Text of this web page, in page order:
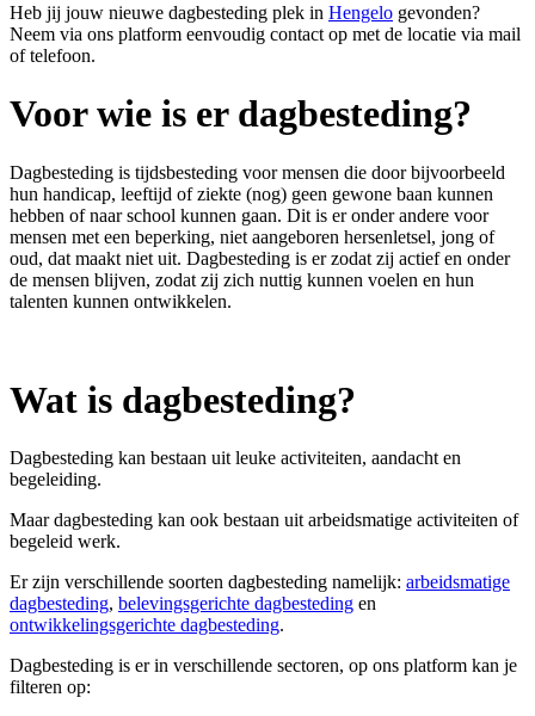
Heb jij jouw nieuwe dagbesteding plek in Hengelo gevonden?
Neem via ons platform eenvoudig contact op met de locatie via mail
of telefoon.
Voor wie is er dagbesteding?
Dagbesteding is tijdsbesteding voormensen die door bijvoorbeeld
hun handicap, leeftijd of ziekte (nog) geen gewone baan kunnen
hebben of naar school kunnen gaan. Dit is er onder andere voor
mensen met een beperking, niet aangeboren hersenletsel, jong of
oud, dat maakt niet uit. Dagbesteding is er zodat zij actief en onder
de mensen blijven, zodat zij zich nuttig kunnen voelen en hun
talenten kunnen ontwikkelen.
Wat is dagbesteding?
Dagbesteding kan bestaan uit leuke activiteiten, aandacht en
begeleiding.
Maar dagbesteding kan ook bestaan uit arbeidsmatige activiteiten of
begeleid werk.
Er zijn verschillende soorten dagbesteding namelijk: arbeidsmatige
dagbesteding, belevingsgerichte dagbesteding en
ontwikkelingsgerichte dagbesteding.
Dagbesteding is er in verschillende sectoren, op ons platform kan je
filteren op: